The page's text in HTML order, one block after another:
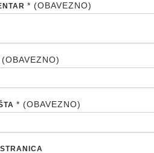
* (OBAVEZNO)
* (OBAVEZNO)